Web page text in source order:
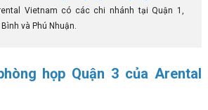
Vietnam có các chi nhánh tại Quận 1,
và Phú Nhuận.
họp Quận 3 của Arental